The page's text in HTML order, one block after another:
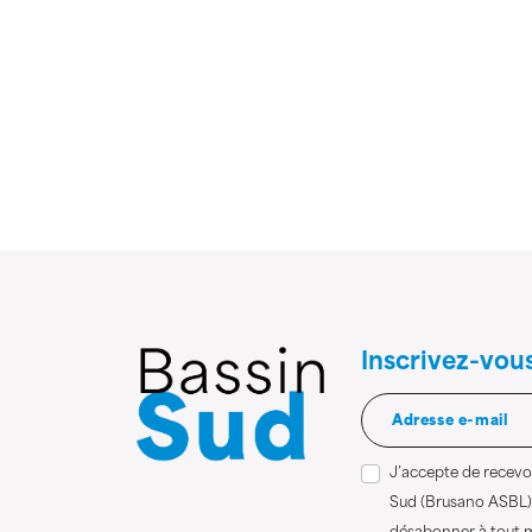
Inscrivez-
J’accepte de
Sud (Brusano